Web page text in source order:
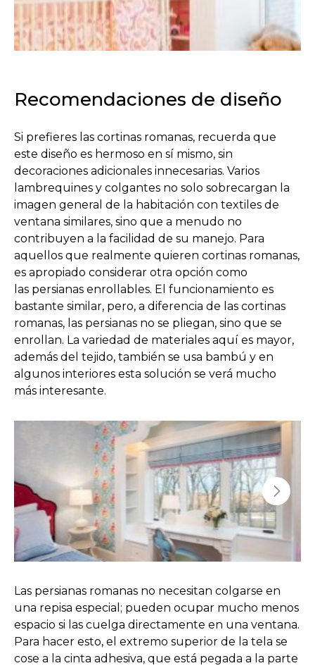
Recomendaciones de diseño
Si prefieres las cortinas romanas, recuerda que
este diseño es hermoso en sí mismo, sin
decoraciones adicionales innecesarias. Varios
lambrequines y colgantes no solo sobrecargan la
imagen general de la habitación con textiles de
ventana similares, sino que a menudo no
contribuyen a la facilidad de su manejo. Para
aquellos que realmente quieren cortinas romanas,
es apropiado considerar otra opción como
las persianas enrollables. El funcionamiento es
bastante similar, pero, a diferencia de las cortinas
romanas, las persianas no se pliegan, sino que se
enrollan. La variedad de materiales aquí es mayor,
además del tejido, también se usa bambú y en
algunos interiores esta solución se verá mucho
más interesante.
Las persianas romanas no necesitan colgarse en
una repisa especial; pueden ocupar mucho menos
espacio si las cuelga directamente en una ventana.
Para hacer esto, el extremo superior de la tela se
cose a la cinta adhesiva, que está pegada a la parte